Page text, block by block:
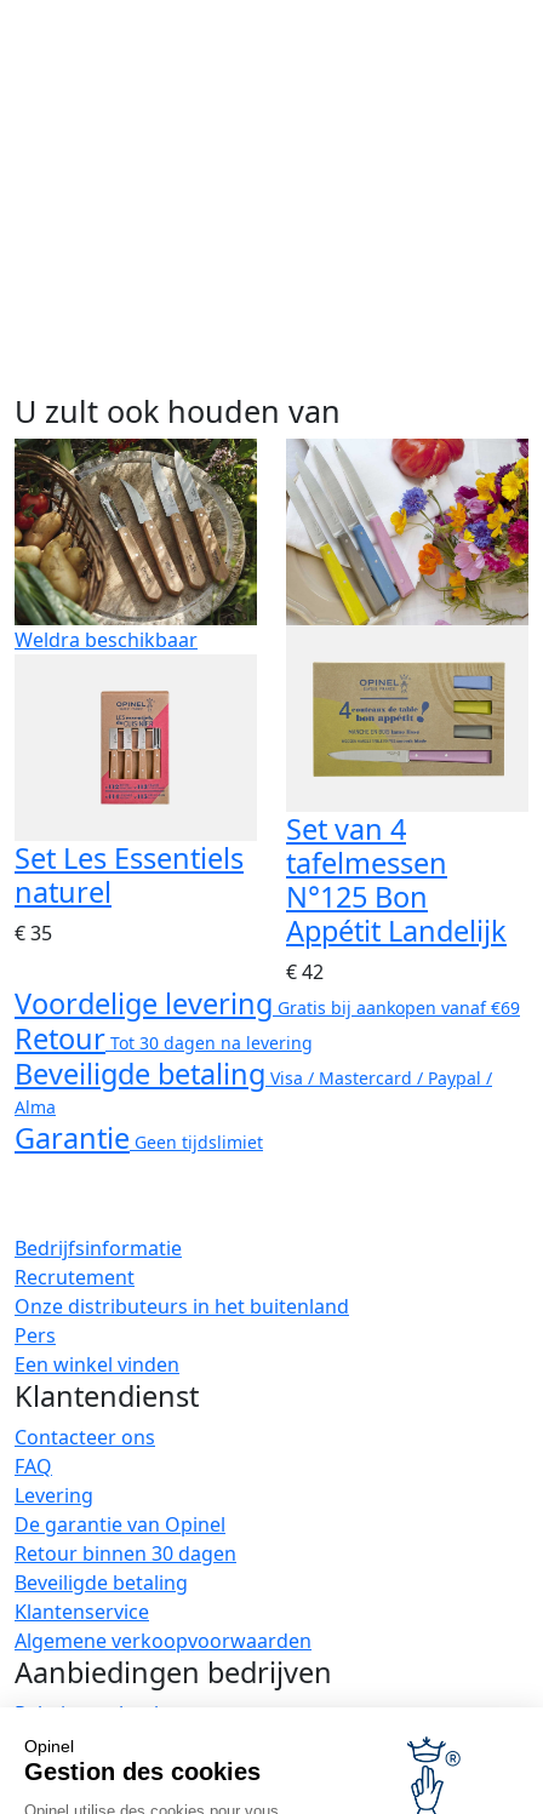
Opinel
Gestion des cookies
Opinel utilise des cookies pour vous
U zult ook houden van
Weldra beschikbaar
Set Les Essentiels
naturel
€ 35
Set van 4
tafelmessen
N°125 Bon
Appétit Landelijk
€ 42
Voordelige levering Gratis bij aankopen vanaf €69
Retour Tot 30 dagen na levering
Beveiligde betaling Visa / Mastercard / Paypal /
Alma
Garantie Geen tijdslimiet
Bedrijfsinformatie
Recrutement
Onze distributeurs in het buitenland
Pers
Een winkel vinden
Klantendienst
Contacteer ons
FAQ
Levering
De garantie van Opinel
Retour binnen 30 dagen
Beveiligde betaling
Klantenservice
Algemene verkoopvoorwaarden
Aanbiedingen bedrijven
Relatiegeschenken
Restauranthouders
Opinel Nieuws